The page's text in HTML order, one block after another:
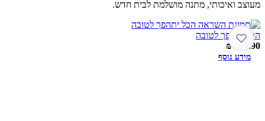
מעוצב ואיכותי, מתנה מושלמת לבית חדש.
הכל יתהפך לטובה
119.90
₪
מידע נוסף